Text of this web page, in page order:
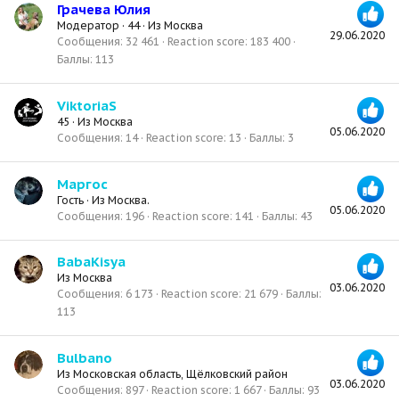
29.06.2020
Грачева Юлия
Модератор · 44 · Из Москва
Сообщения 32 461 Reaction score 183 400
Баллы 113
05.06.2020
ViktoriaS
45 · Из Москва
Сообщения 14 Reaction score 13 Баллы 3
05.06.2020
Маргос
Гость · Из Москва.
Сообщения 196 Reaction score 141 Баллы 43
03.06.2020
BabaKisya
Из Москва
Сообщения 6 173 Reaction score 21 679
Баллы
113
03.06.2020
Bulbano
Из Московская область, Щёлковский район
Сообщения 897 Reaction score 1 667 Баллы 93